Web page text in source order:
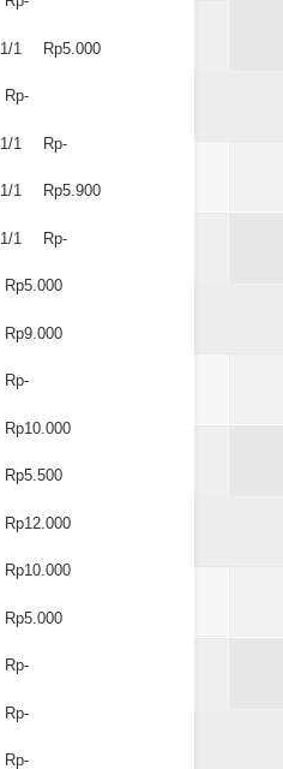
1/1 Rp5.000
Rp-
1/1 Rp-
1/1 Rp5.900
1/1 Rp-
Rp5.000
Rp9.000
Rp-
Rp10.000
Rp5.500
Rp12.000
Rp10.000
Rp5.000
Rp-
Rp-
Rp-